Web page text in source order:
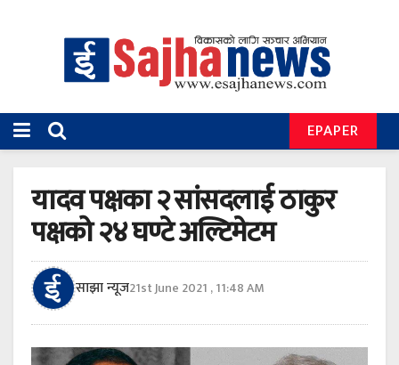
EPAPER
यादव पक्षका २ सांसदलाई ठाकुर
पक्षको २४ घण्टे अल्टिमेटम
साझा न्यूज21st June 2021 , 11:48 AM